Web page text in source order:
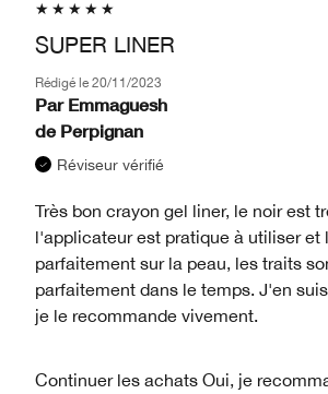
SUPER LINER
Rédigé le 20/11/2023
Par Emmaguesh
de Perpignan
Réviseur vérifié
Très bon crayon gel liner, le noir est
l'applicateur est pratique à utiliser et
parfaitement sur la peau, les traits
parfaitement dans le temps. J'en
je le recommande vivement.
Continuer les achats Oui, je